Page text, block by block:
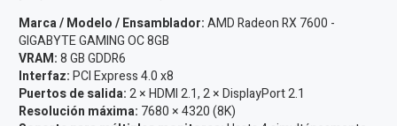
Marca / Modelo / Ensamblador:AMD Radeon RX 7600 -
GIGABYTE GAMING OC 8GB
VRAM:8 GB GDDR6
Interfaz:PCI Express 4.0 x8
Puertos de salida:2 × HDMI 2.1, 2 × DisplayPort 2.1
Resolución máxima: 7680 × 4320 (8K)